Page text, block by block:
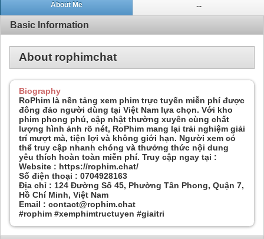
About Me ...
Basic Information
About rophimchat
Biography
RoPhim là nền tảng xem phim trực tuyến miễn phí được
đông đảo người dùng tại Việt Nam lựa chọn. Với kho
phim phong phú, cập nhật thường xuyên cùng chất
lượng hình ảnh rõ nét, RoPhim mang lại trải nghiệm giải
trí mượt mà, tiện lợi và không giới hạn. Người xem có
thể truy cập nhanh chóng và thưởng thức nội dung
yêu thích hoàn toàn miễn phí. Truy cập ngay tại :
Website : https://rophim.chat/
Số điện thoại : 0704928163
Địa chỉ : 124 Đường Số 45, Phường Tân Phong, Quận 7,
Hồ Chí Minh, Việt Nam
Email : contact@rophim.chat
#rophim #xemphimtructuyen #giaitri